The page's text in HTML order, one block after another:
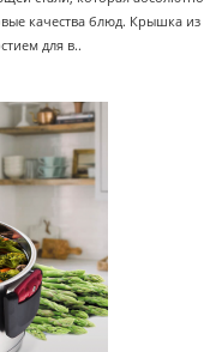
качества блюд. Крышка из
для в..